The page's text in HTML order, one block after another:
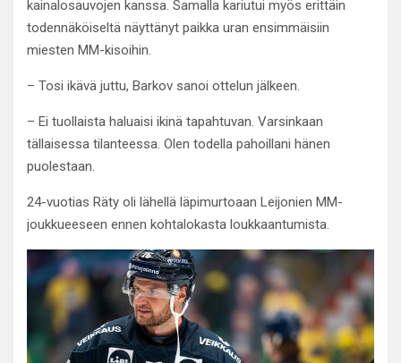
kainalosauvojen kanssa. Samalla kariutui myös erittäin
todennäköiseltä näyttänyt paikka uran ensimmäisiin
miesten MM-kisoihin.
– Tosi ikävä juttu, Barkov sanoi ottelun jälkeen.
– Ei tuollaista haluaisi ikinä tapahtuvan. Varsinkaan
tällaisessa tilanteessa. Olen todella pahoillani hänen
puolestaan.
24-vuotias Räty oli lähellä läpimurtoaan Leijonien MM-
joukkueeseen ennen kohtalokasta loukkaantumista.